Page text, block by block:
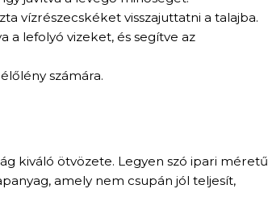
vízrészecskéket visszajuttatni a talajba.
a lefolyó vizeket, és segítve az
számára.
kiváló ötvözete. Legyen szó ipari méretű
amely nem csupán jól teljesít,